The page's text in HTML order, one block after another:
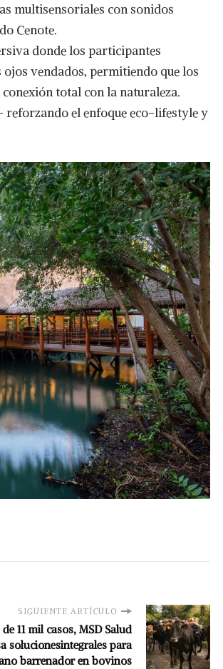
multisensoriales con sonidos
Cenote.
donde los participantes
vendados, permitiendo que los
total con la naturaleza.
reforzando el enfoque eco-lifestyle y
SIGUIENTE ARTÍCULO
11 mil casos, MSD Salud
solucionesintegrales para
barrenador en bovinos